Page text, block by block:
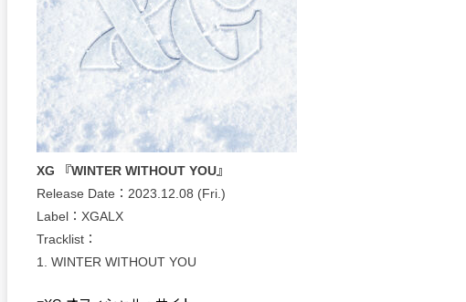
XG 『WINTER WITHOUT YOU』
Release Date：2023.12.08 (Fri.)
Label：XGALX
Tracklist：
1. WINTER WITHOUT YOU